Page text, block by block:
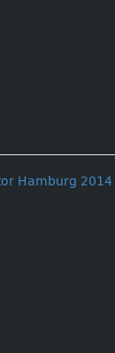
Hamburg 2014